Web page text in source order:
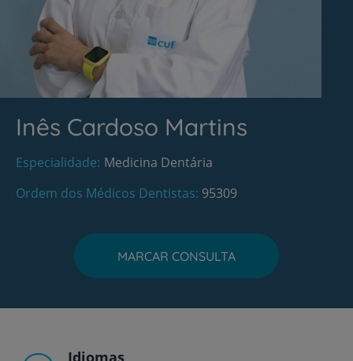
Inês Cardoso Martins
Especialidade Medicina Dentária
Ordem dos Médicos Dentistas 95309
MARCAR CONSULTA
Idiomas